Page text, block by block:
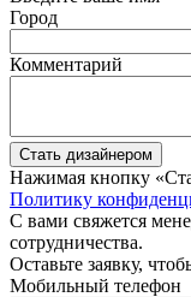
Город
Комментарий
Стать дизайнером
Нажимая кнопку
Политику
С вами свяжется
сотрудничества.
Оставьте заявку,
Мобильный телефон